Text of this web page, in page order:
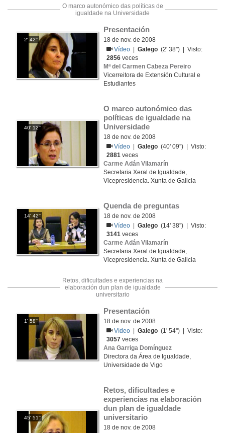
O marco autonómico das políticas de
igualdade na Universidade
2' 42''
Presentación
18 de nov. de 2008
Vídeo
|Galego (2' 38'') | Visto:
2856 veces
Mª del Carmen Cabeza Pereiro
Vicerreitora de Extensión Cultural e
Estudiantes
40' 12''
O marco autonómico das
políticas de igualdade na
Universidade
18 de nov. de 2008
Vídeo
|Galego (40' 09'') | Visto:
2881 veces
Carme Adán Vilamarín
Secretaria Xeral de Igualdade,
Vicepresidencia. Xunta de Galicia
14' 42''
Quenda de preguntas
18 de nov. de 2008
Vídeo
|Galego (14' 38'') | Visto:
3141 veces
Carme Adán Vilamarín
Secretaria Xeral de Igualdade,
Vicepresidencia. Xunta de Galicia
Retos, dificultades e experiencias na
elaboración dun plan de igualdade
universitario
1' 58''
Presentación
18 de nov. de 2008
Vídeo
|Galego (1' 54'') | Visto:
3057 veces
Ana Garriga Domínguez
Directora da Área de Igualdade,
Universidade de Vigo
45' 51''
Retos, dificultades e
experiencias na elaboración
dun plan de igualdade
universitario
18 de nov. de 2008